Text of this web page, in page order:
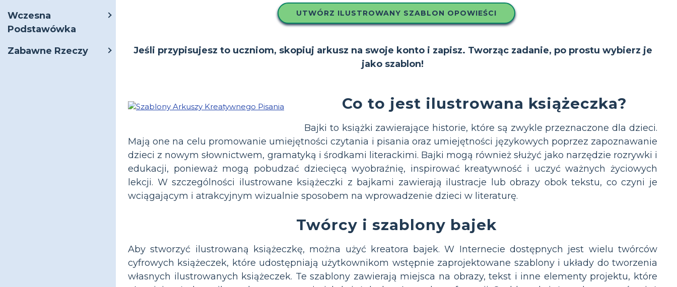
Wczesna
Podstawówka
Zabawne Rzeczy
UTWÓRZ ILUSTROWANY SZABLON OPOWIEŚCI
Jeśli przypisujesz to uczniom, skopiuj arkusz na swoje konto i zapisz. Tworząc zadanie, po prostu wybierz je
jako szablon!
Co to jest ilustrowana książeczka?
Bajki to książki zawierające historie, które są zwykle przeznaczone dla dzieci.
Mają one na celu promowanie umiejętności czytania i pisania oraz umiejętności językowych poprzez zapoznawanie
dzieci z nowym słownictwem, gramatyką i środkami literackimi. Bajki mogą również służyć jako narzędzie rozrywki i
edukacji, ponieważ mogą pobudzać dziecięcą wyobraźnię, inspirować kreatywność i uczyć ważnych życiowych
lekcji. W szczególności ilustrowane książeczki z bajkami zawierają ilustracje lub obrazy obok tekstu, co czyni je
wciągającym i atrakcyjnym wizualnie sposobem na wprowadzenie dzieci w literaturę.
Twórcy i szablony bajek
Aby stworzyć ilustrowaną książeczkę, można użyć kreatora bajek. W Internecie dostępnych jest wielu twórców
cyfrowych książeczek, które udostępniają użytkownikom wstępnie zaprojektowane szablony i układy do tworzenia
własnych ilustrowanych książeczek. Te szablony zawierają miejsca na obrazy, tekst i inne elementy projektu, które